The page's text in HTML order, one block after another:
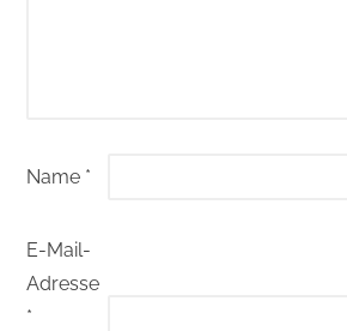
Name *
E-Mail-
Adresse
*